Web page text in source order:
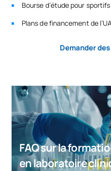
Bourse d’étude pour
Plans de financement de
Demander
FAQ sur la
en laboratoire